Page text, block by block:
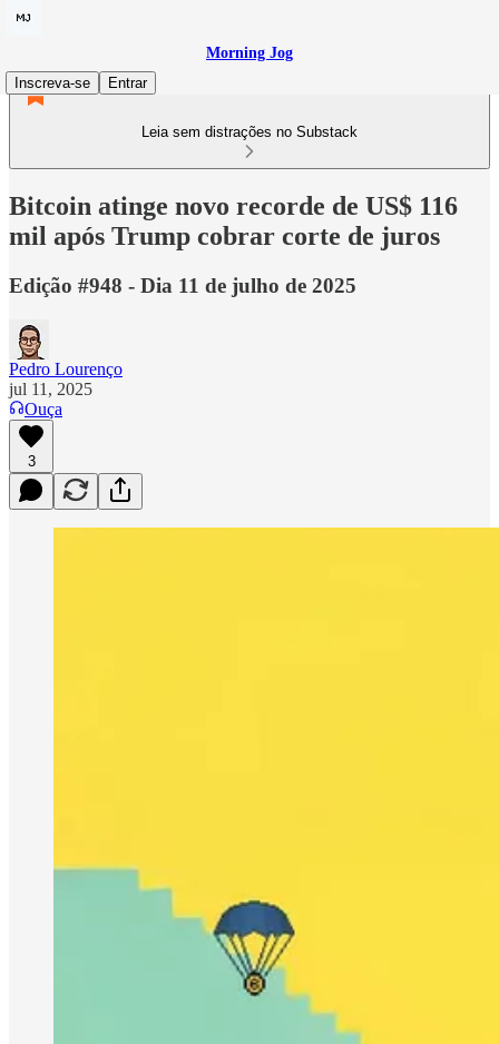
Morning Jog
Inscreva-se
Entrar
Leia sem distrações no Substack
Bitcoin atinge novo recorde de US$ 116
mil após Trump cobrar corte de juros
Edição #948 - Dia 11 de julho de 2025
Pedro Lourenço
jul 11, 2025
Ouça
3